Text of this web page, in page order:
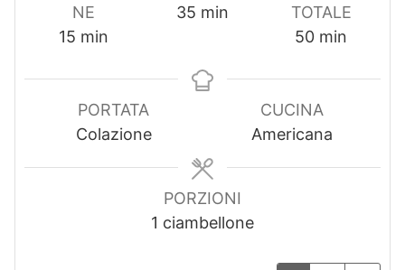
NE
15 m
n
u
t
min
35m
u
min
TOTALE
50m
n
u
t
min
PORTATA
Colazione
CUCINA
Americana
PORZIONI
1 ciambellone